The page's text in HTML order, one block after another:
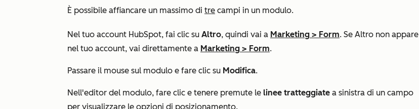
È possibile affiancare un massimo di tre campi in un modulo.
Nel tuo account HubSpot, fai clic su Altro, quindi vai a Marketing > Form. Se Altro non appare
nel tuo account, vai direttamente a Marketing > Form.
Passare il mouse sul modulo e fare clic su Modifica.
Nell'editor del modulo, fare clic e tenere premute le linee tratteggiate a sinistra di un campo
per visualizzare le opzioni di posizionamento.